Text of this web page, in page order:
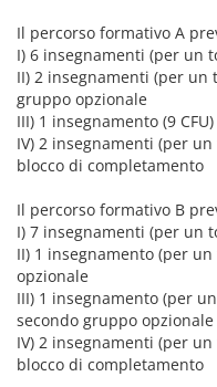
Il percorso formativo A
I) 6 insegnamenti (per un
II) 2 insegnamenti (per un
gruppo opzionale
III) 1 insegnamento (9
IV) 2 insegnamenti (per
blocco di completamento
Il percorso formativo B
I) 7 insegnamenti (per un
II) 1 insegnamento (per
opzionale
III) 1 insegnamento (per
secondo gruppo opzionale
IV) 2 insegnamenti (per
blocco di completamento